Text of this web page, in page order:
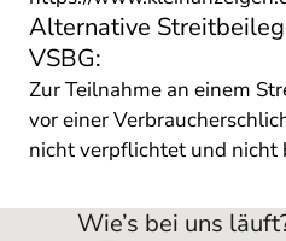
Alternative
VSBG:
Zur Teilnahme an einem
vor einer
nicht verpflichtet und nicht
Wie’s bei uns